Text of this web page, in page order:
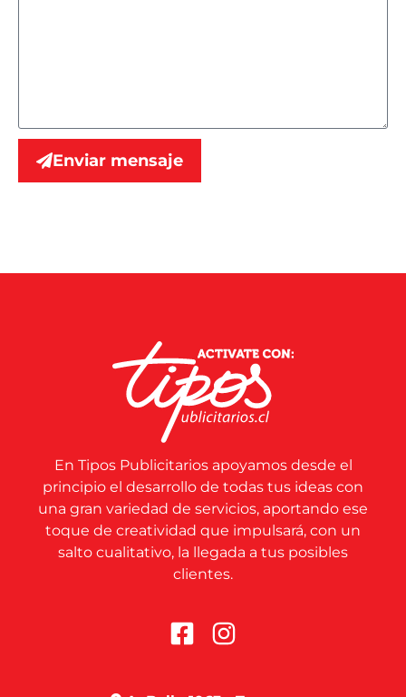
Enviar mensaje
En Tipos Publicitarios apoyamos desde el
principio el desarrollo de todas tus ideas con
una gran variedad de servicios, aportando ese
toque de creatividad que impulsará, con un
salto cualitativo, la llegada a tus posibles
clientes.